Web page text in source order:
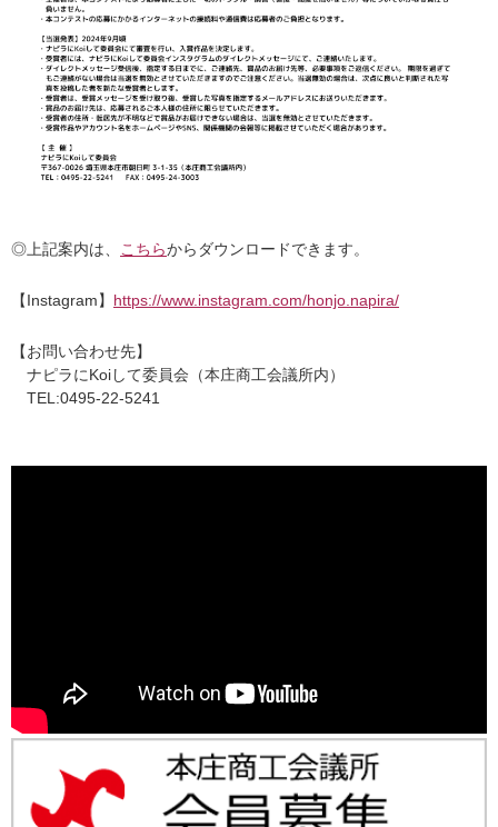
◎上記案内は、 こちらからダウンロードできます。
【Instagram】 https://www.instagram.com/honjo.napira/
【お問い合わせ先】
ナピラにKoiして委員会（本庄商工会議所内）
TEL:0495-22-5241